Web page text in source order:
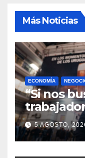
Más Noticias
ECONOMÍA
“Si nos
5 AGOSTO,